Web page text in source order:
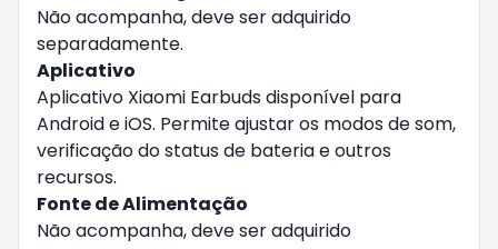
Não acompanha, deve ser adquirido
separadamente.
Aplicativo
Aplicativo Xiaomi Earbuds disponível para
Android e iOS. Permite ajustar os modos de som,
verificação do status de bateria e outros
recursos.
Fonte de Alimentação
Não acompanha, deve ser adquirido